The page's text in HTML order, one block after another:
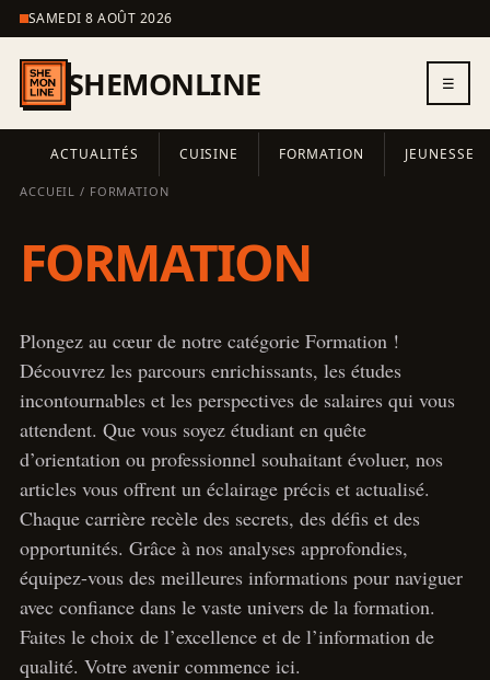
SAMEDI 8 AOÛT 2026
SHEMONLINE ☰
ACTUALITÉS CUISINE FORMATION JEUNESSE
ACCUEIL / FORMATION
FORMATION
Plongez au cœur de notre catégorie Formation !
Découvrez les parcours enrichissants, les études
incontournables et les perspectives de salaires qui vous
attendent. Que vous soyez étudiant en quête
d’orientation ou professionnel souhaitant évoluer, nos
articles vous offrent un éclairage précis et actualisé.
Chaque carrière recèle des secrets, des défis et des
opportunités. Grâce à nos analyses approfondies,
équipez-vous des meilleures informations pour naviguer
avec confiance dans le vaste univers de la formation.
Faites le choix de l’excellence et de l’information de
qualité. Votre avenir commence ici.